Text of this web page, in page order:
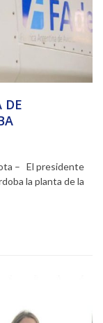
DE
– El presidente
la planta de la